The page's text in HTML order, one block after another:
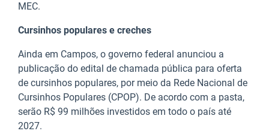
MEC.
Cursinhos populares e creches
Ainda em Campos, o governo federal anunciou a
publicação do edital de chamada pública para oferta
de cursinhos populares, por meio da Rede Nacional de
Cursinhos Populares (CPOP). De acordo com a pasta,
serão R$ 99 milhões investidos em todo o país até
2027.